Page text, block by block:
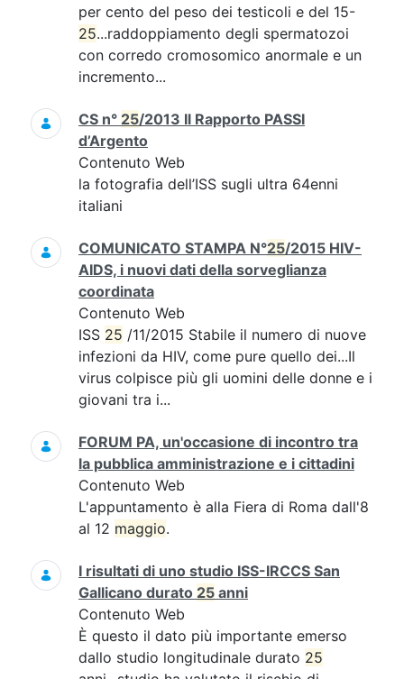
per cento del peso dei testicoli e del 15-
25...raddoppiamento degli spermatozoi
con corredo cromosomico anormale e un
incremento...
CS n° 25/2013 Il Rapporto PASSI
d’Argento
Contenuto Web
la fotografia dell’ISS sugli ultra 64enni
italiani
COMUNICATO STAMPA N°25/2015 HIV-
AIDS, i nuovi dati della sorveglianza
coordinata
Contenuto Web
ISS 25 /11/2015 Stabile il numero di nuove
infezioni da HIV, come pure quello dei...Il
virus colpisce più gli uomini delle donne e i
giovani tra i...
FORUM PA, un'occasione di incontro tra
la pubblica amministrazione e i cittadini
Contenuto Web
L'appuntamento è alla Fiera di Roma dall'8
al 12 maggio.
I risultati di uno studio ISS-IRCCS San
Gallicano durato 25 anni
Contenuto Web
È questo il dato più importante emerso
dallo studio longitudinale durato 25